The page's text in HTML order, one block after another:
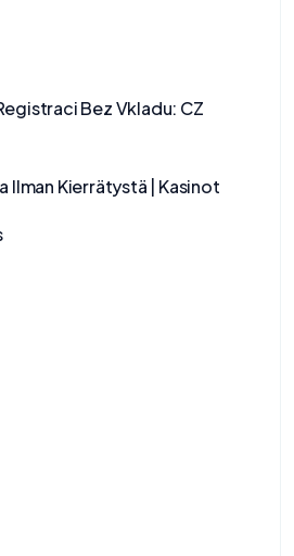
Bez Vkladu: CZ
Ilman Kierrätystä | Kasinot